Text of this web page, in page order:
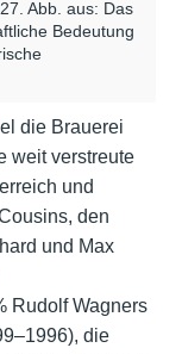
Abb. aus: Das
Bedeutung
die Brauerei
weit verstreute
und
den
und Max
Rudolf Wagners
die